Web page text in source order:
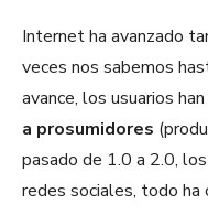
Internet ha avanzado
veces nos sabemos
avance, los usuarios
a prosumidores
pasado de 1.0 a 2.0,
redes sociales, todo ha